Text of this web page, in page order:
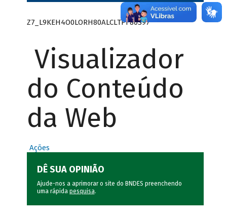
Z7_L9KEH4O0LORH80ALCLTPF80S97
Visualizador
do Conteúdo
da Web
Ações
DÊ SUA OPINIÃO
Ajude-nos a aprimorar o site do BNDES preenchendo
uma rápida pesquisa.